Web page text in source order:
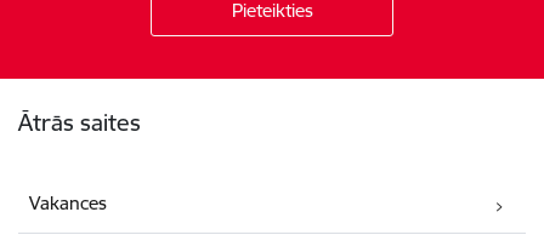
Ātrās saites
Vakances